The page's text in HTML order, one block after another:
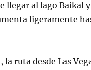
llegar al lago Baikal
ligeramente
ruta desde Las